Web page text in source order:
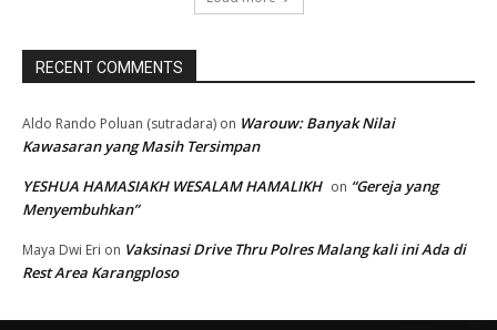
RECENT COMMENTS
Aldo Rando Poluan (sutradara) on Warouw: Banyak Nilai
Kawasaran yang Masih Tersimpan
YESHUA HAMASIAKH WESALAM HAMALIKH on “Gereja yang
Menyembuhkan”
Maya Dwi Eri on Vaksinasi Drive Thru Polres Malang kali ini Ada di
Rest Area Karangploso